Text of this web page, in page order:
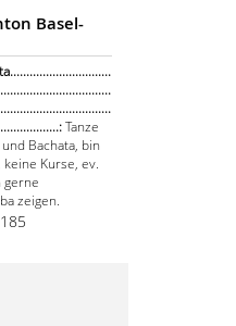
Basel-
Tanze
Bachata, bin
Kurse, ev.
gerne
zeigen.
185